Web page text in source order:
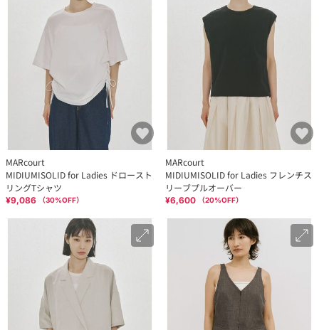
MARcourt
MIDIUMISOLID for Ladies ドロースト
リングTシャツ
¥9,086 （30%OFF）
MARcourt
MIDIUMISOLID for Ladies フレンチス
リーブプルオーバー
¥6,600 （20%OFF）